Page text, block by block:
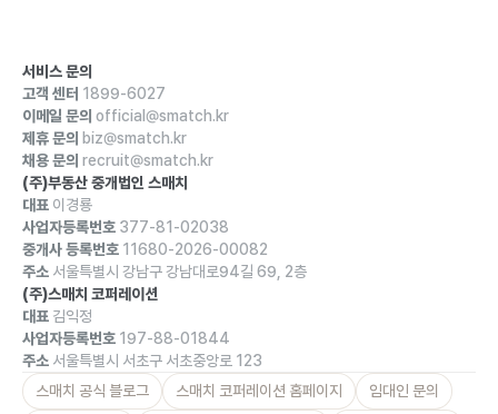
서비스 문의
고객 센터 1899-6027
이메일 문의 official@smatch.kr
제휴 문의 biz@smatch.kr
채용 문의 recruit@smatch.kr
(주)부동산 중개법인 스매치
대표 이경룡
사업자등록번호 377-81-02038
중개사 등록번호 11680-2026-00082
주소 서울특별시 강남구 강남대로94길 69, 2층
(주)스매치 코퍼레이션
대표 김익정
사업자등록번호 197-88-01844
주소 서울특별시 서초구 서초중앙로 123
스매치 공식 블로그
스매치 코퍼레이션 홈페이지 임대인 문의